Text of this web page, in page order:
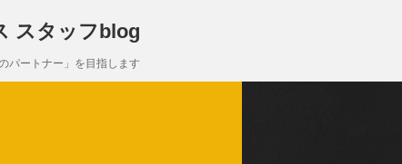
スタッフblog
パートナー」を目指します